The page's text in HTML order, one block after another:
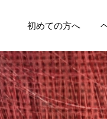
初めての方へ